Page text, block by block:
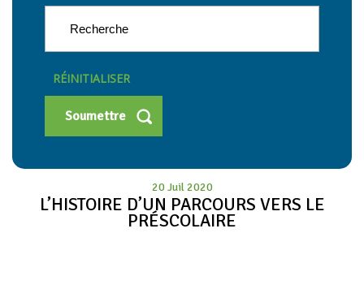
RÉINITIALISER
20 Juil 2020
L’HISTOIRE D’UN PARCOURS VERS LE
PRÉSCOLAIRE